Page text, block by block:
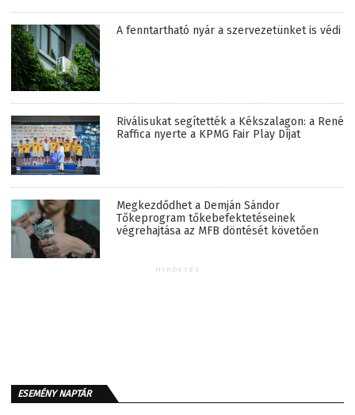
A fenntartható nyár a szervezetünket is védi
Riválisukat segítették a Kékszalagon: a René
Raffica nyerte a KPMG Fair Play Díjat
Megkezdődhet a Demján Sándor
Tőkeprogram tőkebefektetéseinek
végrehajtása az MFB döntését követően
HIRDETÉS
ESEMÉNY NAPTÁR